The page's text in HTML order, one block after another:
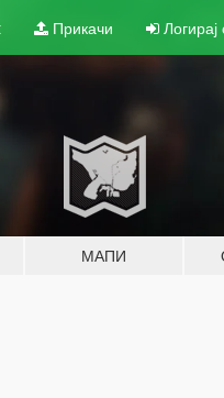
Прикачи Логирај
МАПИ